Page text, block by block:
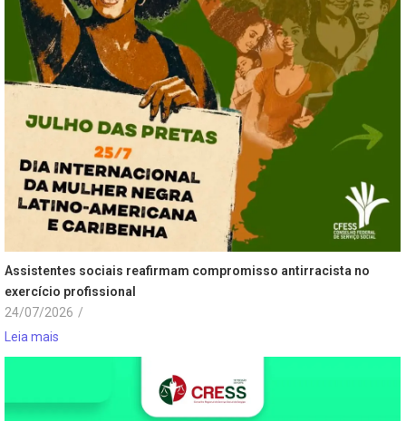
Assistentes sociais reafirmam compromisso antirracista no
exercício profissional
24/07/2026 /
Leia mais